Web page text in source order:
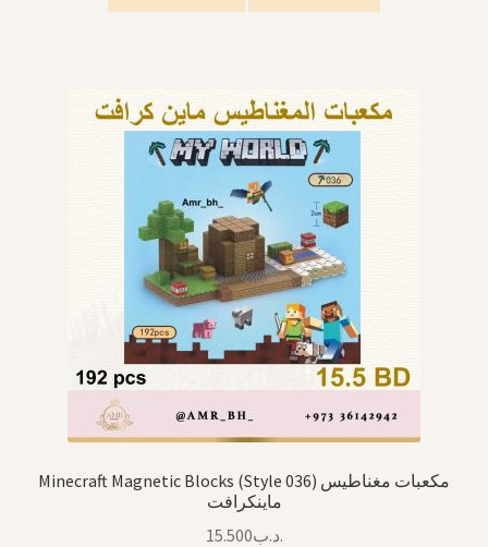
Minecraft Magnetic Blocks (Style 036) مكعبات مغناطيس
ماينكرافت
.د.ب15.500